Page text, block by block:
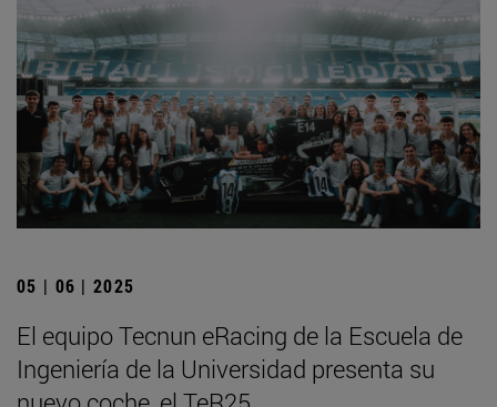
05 | 06 | 2025
El equipo Tecnun eRacing de la Escuela de
Ingeniería de la Universidad presenta su